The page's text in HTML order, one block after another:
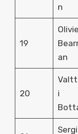
n
19
an
20
i